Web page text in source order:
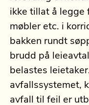
ikke tillat å legge
møbler etc. i
bakken rundt
brudd på
belastes
avfallssystemet,
avfall til feil er